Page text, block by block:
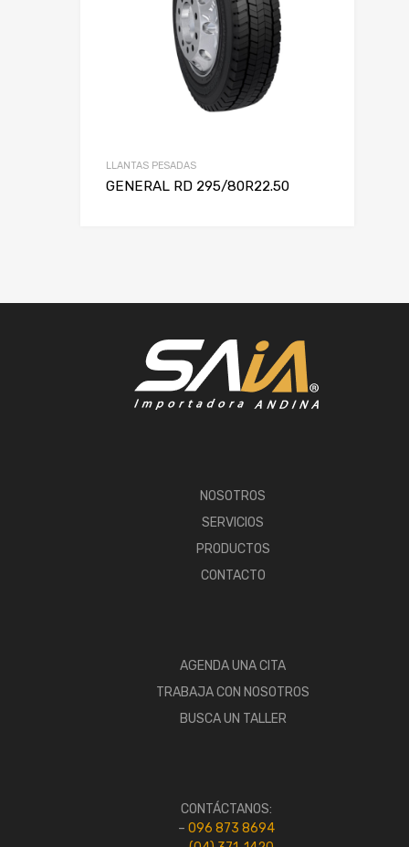
LLANTAS PESADAS
GENERAL RD 295/80R22.50
NOSOTROS
SERVICIOS
PRODUCTOS
CONTACTO
AGENDA UNA CITA
TRABAJA CON NOSOTROS
BUSCA UN TALLER
CONTÁCTANOS:
– 096 873 8694